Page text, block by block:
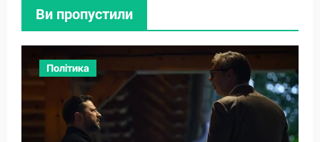
Ви пропустили
Політика